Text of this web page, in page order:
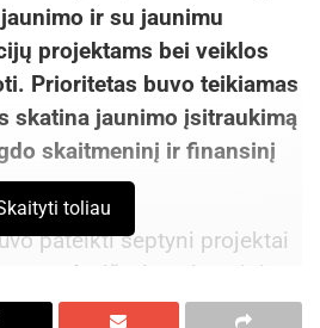
ir su jaunimu
projektams bei veiklos
Prioritetas buvo teikiamas
skatina jaunimo įsitraukimą
skaitmeninį ir finansinį
pateikti septyni projektai
Atsižvelgus į vertinimo
visiems projektams
toliau